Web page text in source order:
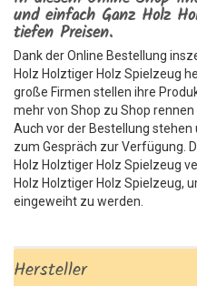
und einfach Ganz Holz
tiefen Preisen.
Dank der Online Bestellung
Holz Holztiger Holz Spielzeug
große Firmen stellen ihre
mehr von Shop zu Shop
Auch vor der Bestellung
zum Gespräch zur Verfügung.
Holz Holztiger Holz Spielzeug
Holz Holztiger Holz Spielzeug,
eingeweiht zu werden.
Hersteller